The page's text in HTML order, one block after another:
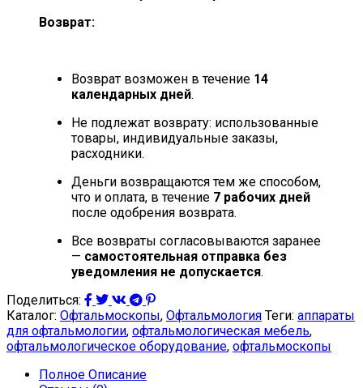
Возврат:
Возврат возможен в течение 14
календарных дней.
Не подлежат возврату: использованные
товары, индивидуальные заказы,
расходники.
Деньги возвращаются тем же способом,
что и оплата, в течение 7 рабочих дней
после одобрения возврата.
Все возвраты согласовываются заранее
— самостоятельная отправка без
уведомления не допускается.
Поделиться:
Каталог: Офтальмоскопы, Офтальмология Теги: аппараты
для офтальмологии, офтальмологическая мебель,
офтальмологическое оборудование, офтальмоскопы
Полное Описание